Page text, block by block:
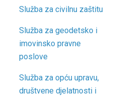
Služba za civilnu zaštitu
Služba za geodetsko i
imovinsko pravne
poslove
Služba za opću upravu,
društvene djelatnosti i